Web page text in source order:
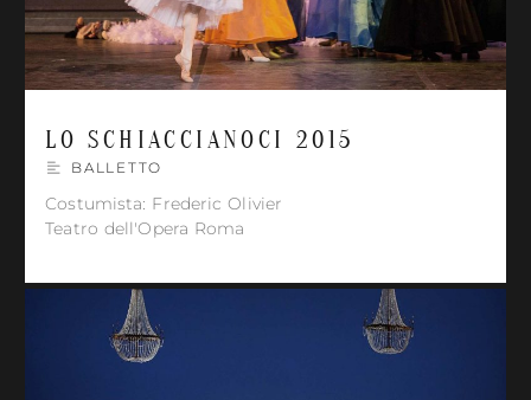
LO SCHIACCIANOCI 2015
BALLETTO
Costumista: Frederic Olivier
Teatro dell'Opera Roma